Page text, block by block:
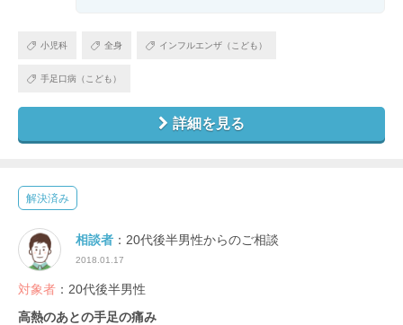
小児科 全身 インフルエンザ（こども）
手足口病（こども）
詳細を見る
解決済み
相談者 ：20代後半男性からのご相談
2018.01.17
対象者 ：20代後半男性
高熱のあとの手足の痛み